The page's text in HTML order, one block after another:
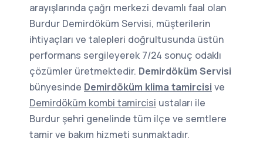
arayışlarında çağrı merkezi devamlı faal olan
Burdur Demirdöküm Servisi, müşterilerin
ihtiyaçları ve talepleri doğrultusunda üstün
performans sergileyerek 7/24 sonuç odaklı
çözümler üretmektedir. Demirdöküm Servisi
bünyesinde Demirdöküm klima tamircisi ve
Demirdöküm kombi tamircisi ustaları ile
Burdur şehri genelinde tüm ilçe ve semtlere
tamir ve bakım hizmeti sunmaktadır.